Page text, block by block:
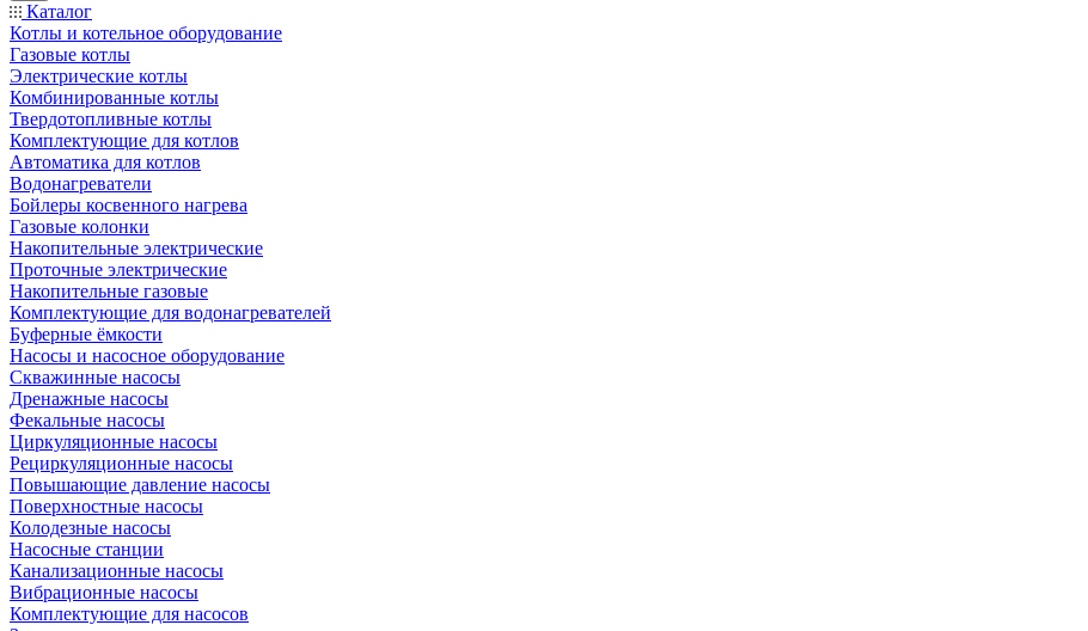
Каталог
Котлы и котельное оборудование
Газовые котлы
Электрические котлы
Комбинированные котлы
Твердотопливные котлы
Комплектующие для котлов
Автоматика для котлов
Водонагреватели
Бойлеры косвенного нагрева
Газовые колонки
Накопительные электрические
Проточные электрические
Накопительные газовые
Комплектующие для водонагревателей
Буферные ёмкости
Насосы и насосное оборудование
Скважинные насосы
Дренажные насосы
Фекальные насосы
Циркуляционные насосы
Рециркуляционные насосы
Повышающие давление насосы
Поверхностные насосы
Колодезные насосы
Насосные станции
Канализационные насосы
Вибрационные насосы
Комплектующие для насосов